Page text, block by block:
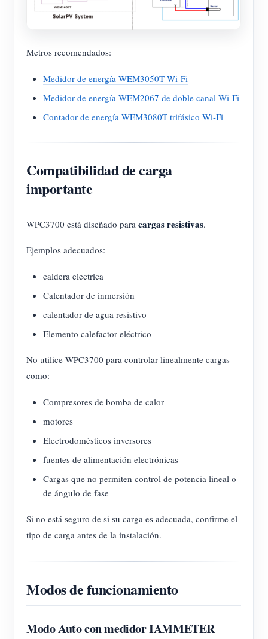
Metros recomendados:
Medidor de energía WEM3050T Wi-Fi
Medidor de energía WEM2067 de doble canal Wi-Fi
Contador de energía WEM3080T trifásico Wi-Fi
Compatibilidad de carga
importante
WPC3700 está diseñado para cargas resistivas.
Ejemplos adecuados:
caldera electrica
Calentador de inmersión
calentador de agua resistivo
Elemento calefactor eléctrico
No utilice WPC3700 para controlar linealmente cargas
como:
Compresores de bomba de calor
motores
Electrodomésticos inversores
fuentes de alimentación electrónicas
Cargas que no permiten control de potencia lineal o
de ángulo de fase
Si no está seguro de si su carga es adecuada, confirme el
tipo de carga antes de la instalación.
Modos de funcionamiento
Modo Auto con medidor IAMMETER